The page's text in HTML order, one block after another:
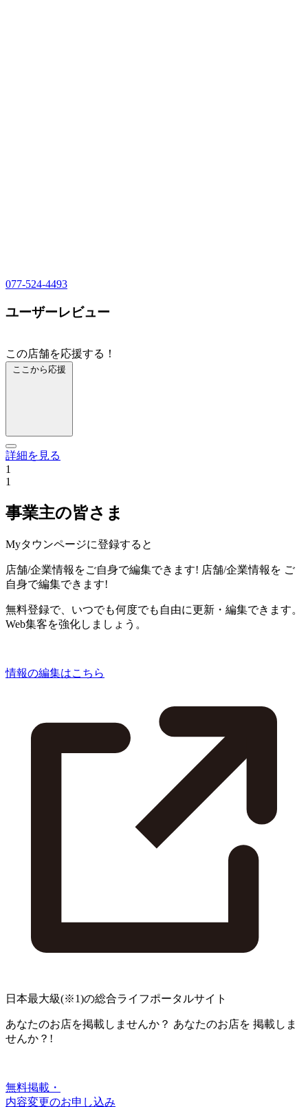
077-524-4493
ユーザーレビュー
この店舗を応援する！
ここから応援
詳細を見る
1
1
事業主の皆さま
Myタウンページに登録すると
店舗/企業情報をご自身で編集できます! 店舗/企業情報を ご
自身で編集できます!
無料登録で、いつでも何度でも自由に更新・編集できます。
Web集客を強化しましょう。
情報の編集はこちら
日本最大級(※1)の総合ライフポータルサイト
あなたのお店を掲載しませんか？ あなたのお店を 掲載しま
せんか？!
無料掲載・
内容変更のお申し込み